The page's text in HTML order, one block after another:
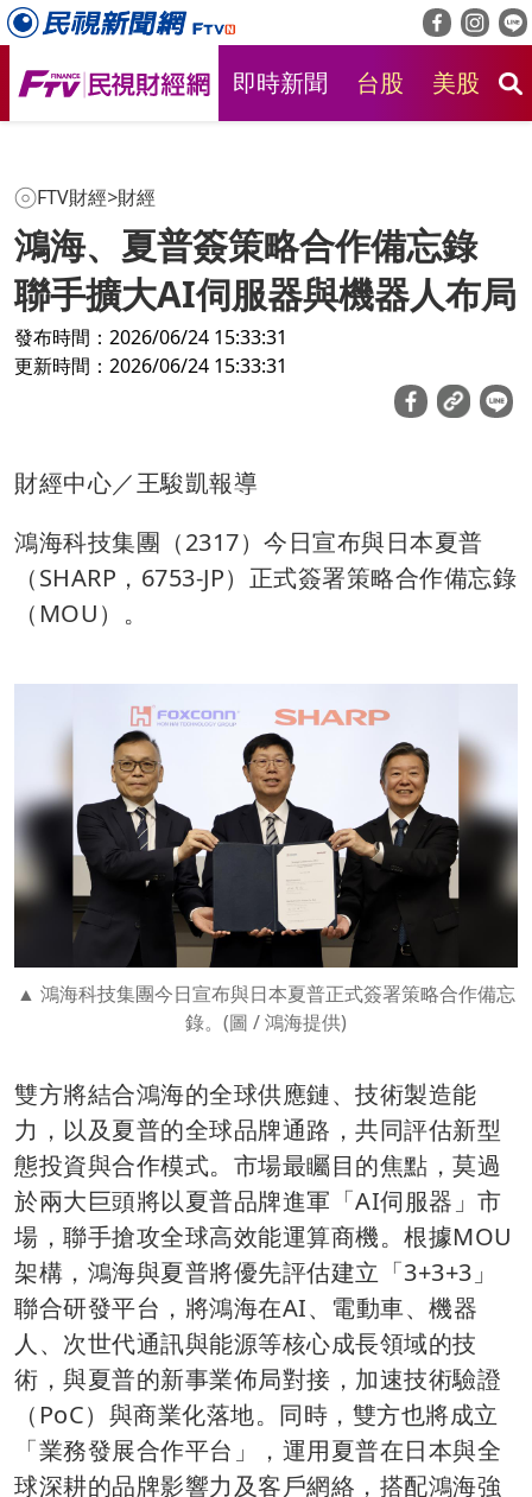
即時新聞 台股 美股
FTV財經>財經
鴻海、夏普簽策略合作備忘錄
聯手擴大AI伺服器與機器人布局
發布時間：2026/06/24 15:33:31
更新時間：2026/06/24 15:33:31
財經中心／王駿凱報導
鴻海科技集團（2317）今日宣布與日本夏普
（SHARP，6753-JP）正式簽署策略合作備忘錄
（MOU）。
鴻海科技集團今日宣布與日本夏普正式簽署策略合作備忘
錄。(圖 / 鴻海提供)
雙方將結合鴻海的全球供應鏈、技術製造能
力，以及夏普的全球品牌通路，共同評估新型
態投資與合作模式。市場最矚目的焦點，莫過
於兩大巨頭將以夏普品牌進軍「AI伺服器」市
場，聯手搶攻全球高效能運算商機。根據MOU
架構，鴻海與夏普將優先評估建立「3+3+3」
聯合研發平台，將鴻海在AI、電動車、機器
人、次世代通訊與能源等核心成長領域的技
術，與夏普的新事業佈局對接，加速技術驗證
（PoC）與商業化落地。同時，雙方也將成立
「業務發展合作平台」，運用夏普在日本與全
球深耕的品牌影響力及客戶網絡，搭配鴻海強